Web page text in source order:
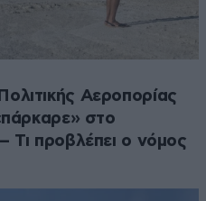
Αεροπορίας
στο
Τι προβλέπει ο νόμος